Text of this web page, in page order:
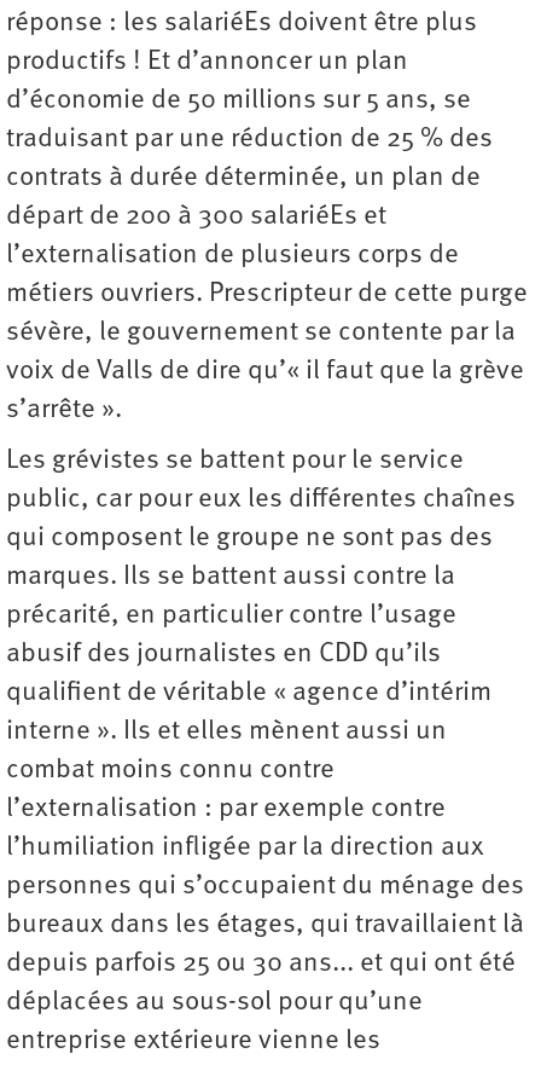
réponse : les salariéEs doivent être plus
productifs ! Et d’annoncer un plan
d’économie de 50 millions sur 5 ans, se
traduisant par une réduction de 25 % des
contrats à durée déterminée, un plan de
départ de 200 à 300 salariéEs et
l’externalisation de plusieurs corps de
métiers ouvriers. Prescripteur de cette purge
sévère, le gouvernement se contente par la
voix de Valls de dire qu’« il faut que la grève
s’arrête ».
Les grévistes se battent pour le service
public, car pour eux les différentes chaînes
qui composent le groupe ne sont pas des
marques. Ils se battent aussi contre la
précarité, en particulier contre l’usage
abusif des journalistes en CDD qu’ils
qualifient de véritable « agence d’intérim
interne ». Ils et elles mènent aussi un
combat moins connu contre
l’externalisation : par exemple contre
l’humiliation infligée par la direction aux
personnes qui s’occupaient du ménage des
bureaux dans les étages, qui travaillaient là
depuis parfois 25 ou 30 ans... et qui ont été
déplacées au sous-sol pour qu’une
entreprise extérieure vienne les